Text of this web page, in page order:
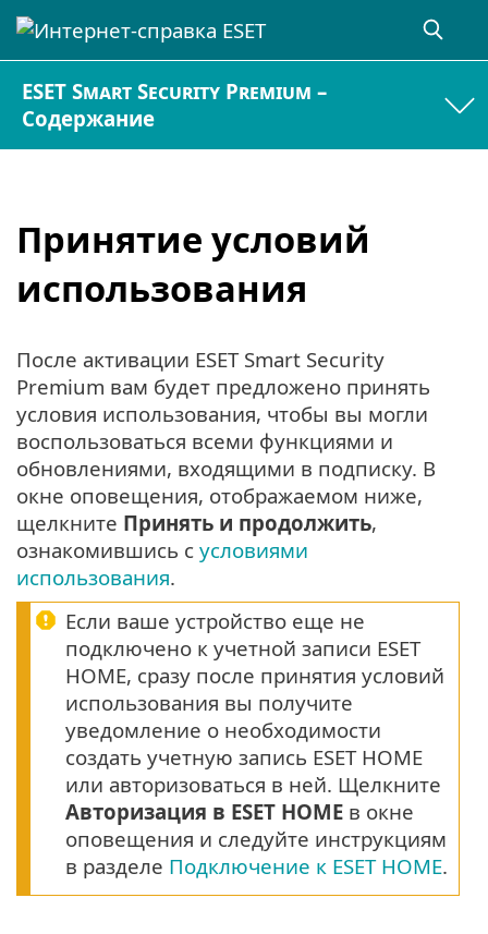
ESET Smart Security Premium –
Содержание
Принятие условий
использования
После активации ESET Smart Security
Premium вам будет предложено принять
условия использования, чтобы вы могли
воспользоваться всеми функциями и
обновлениями, входящими в подписку. В
окне оповещения, отображаемом ниже,
щелкните Принять и продолжить,
ознакомившись с условиями
использования.
Если ваше устройство еще не
подключено к учетной записи ESET
HOME, сразу после принятия условий
использования вы получите
уведомление о необходимости
создать учетную запись ESET HOME
или авторизоваться в ней. Щелкните
Авторизация в ESET HOME в окне
оповещения и следуйте инструкциям
в разделе Подключение к ESET HOME.